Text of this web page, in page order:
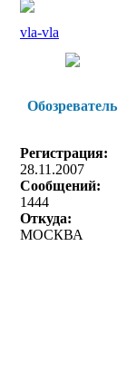
vla-vla
Обозреватель
Регистрация:
28.11.2007
Сообщений:
1444
Откуда:
МОСКВА